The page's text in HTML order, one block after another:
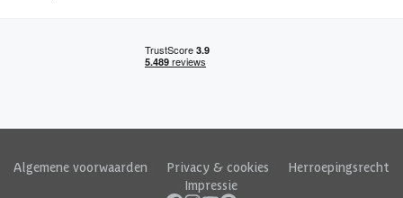
Algemene voorwaarden Privacy & cookies
Herroepingsrecht
Impressie